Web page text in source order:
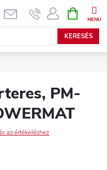
KERESÉS
KOSÁR
PM-
az értékeléshez